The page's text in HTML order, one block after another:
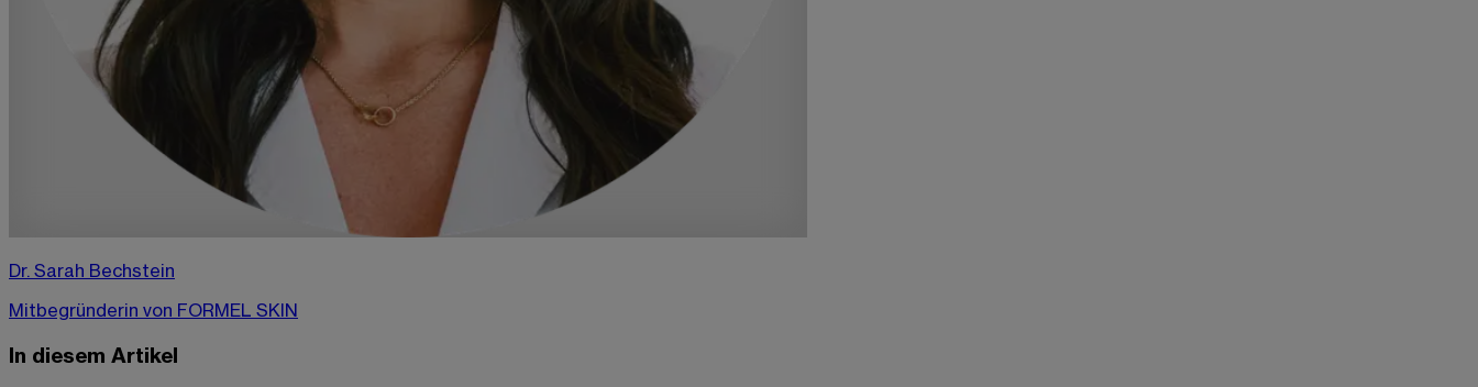
Dr. Sarah Bechstein
Mitbegründerin von FORMEL SKIN
In diesem Artikel